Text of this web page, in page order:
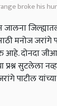
broke his
मनोज जरांगे
आहे. दोनदा
सुटलेला
पाटील